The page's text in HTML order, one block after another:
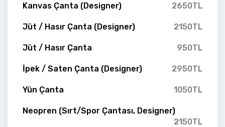
Kanvas Çanta (Designer) 2650TL
Jüt / Hasır Çanta (Designer) 2150TL
Jüt / Hasır Çanta 950TL
İpek / Saten Çanta (Designer) 2950TL
Yün Çanta 1050TL
Neopren (Sırt/Spor Çantası, Designer)
2150TL